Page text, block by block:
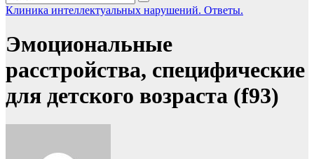
Клиника интеллектуальных нарушений. Ответы.
Эмоциональные
расстройства, специфические
для детского возраста (f93)